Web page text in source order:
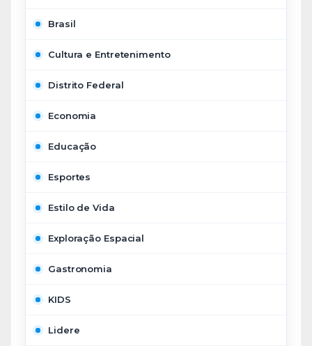
Brasil
Cultura e Entretenimento
Distrito Federal
Economia
Educação
Esportes
Estilo de Vida
Exploração Espacial
Gastronomia
KIDS
Lidere